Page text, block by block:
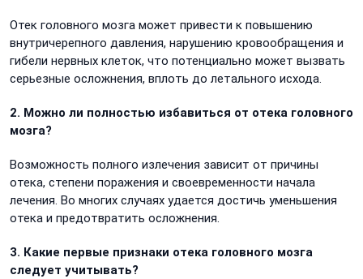
Отек головного мозга может привести к повышению
внутричерепного давления, нарушению кровообращения и
гибели нервных клеток, что потенциально может вызвать
серьезные осложнения, вплоть до летального исхода.
2. Можно ли полностью избавиться от отека головного
мозга?
Возможность полного излечения зависит от причины
отека, степени поражения и своевременности начала
лечения. Во многих случаях удается достичь уменьшения
отека и предотвратить осложнения.
3. Какие первые признаки отека головного мозга
следует учитывать?